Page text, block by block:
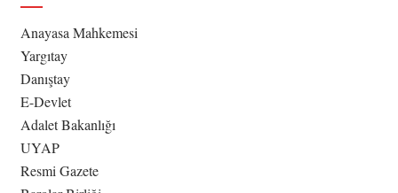
Anayasa Mahkemesi
Yargıtay
Danıştay
E-Devlet
Adalet Bakanlığı
UYAP
Resmi Gazete